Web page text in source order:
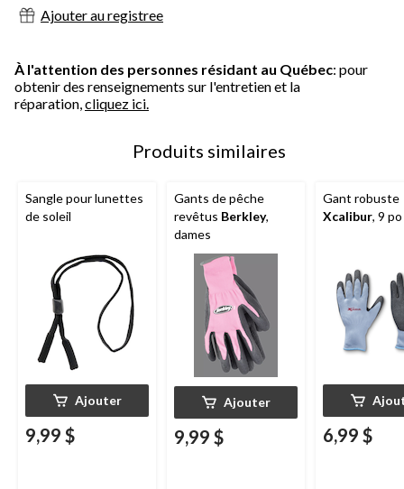
Ajouter au registree
À l'attention des personnes résidant au Québec: pour
obtenir des renseignements sur l'entretien et la
réparation,cliquez ici.
Produits similaires
Sangle pour lunettes
de soleil
Ajouter
9,99 $
Gants de pêche
revêtus Berkley,
dames
Ajouter
9,99 $
Gant robuste
Xcalibur, 9 po
6,99 $